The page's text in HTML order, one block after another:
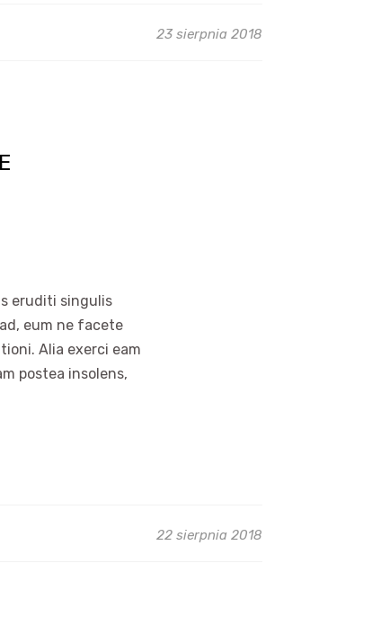
23 sierpnia 2018
eruditi singulis
eum ne facete
Alia exerci eam
postea insolens,
22 sierpnia 2018